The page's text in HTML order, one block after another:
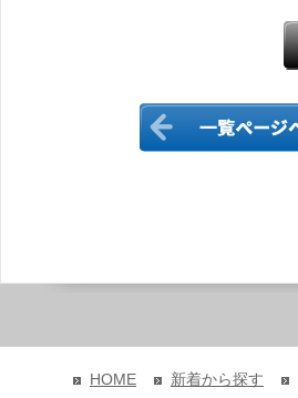
HOME 新着から探す